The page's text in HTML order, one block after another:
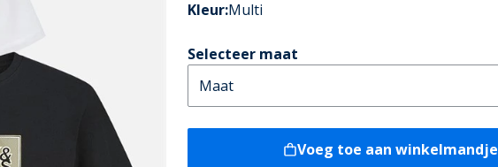
Kleur:Multi
Selecteer maat
Voeg toe aan winkelmandje